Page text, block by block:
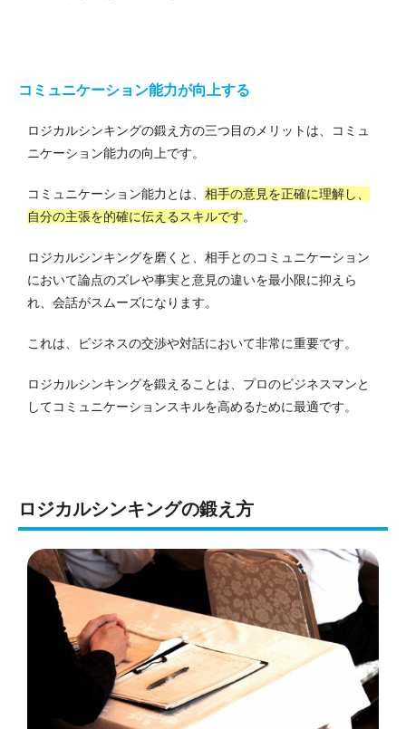
コミュニケーション能力が向上する
ロジカルシンキングの鍛え方の三つ目のメリットは、コミュ
ニケーション能力の向上です。
コミュニケーション能力とは、 相手の意見を正確に理解し、
自分の主張を的確に伝えるスキルです。
ロジカルシンキングを磨くと、相手とのコミュニケーション
において論点のズレや事実と意見の違いを最小限に抑えら
れ、会話がスムーズになります。
これは、ビジネスの交渉や対話において非常に重要です。
ロジカルシンキングを鍛えることは、プロのビジネスマンと
してコミュニケーションスキルを高めるために最適です。
ロジカルシンキングの鍛え方